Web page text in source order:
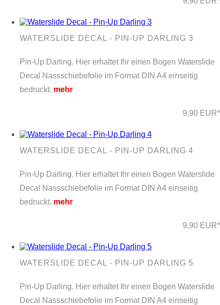
WATERSLIDE DECAL - PIN-UP DARLING 3
Pin-Up Darling. Hier erhaltet Ihr einen Bogen Waterslide
Decal Nassschiebefolie im Format DIN A4 einseitig
bedruckt. mehr
9,90 EUR*
WATERSLIDE DECAL - PIN-UP DARLING 4
Pin-Up Darling. Hier erhaltet Ihr einen Bogen Waterslide
Decal Nassschiebefolie im Format DIN A4 einseitig
bedruckt. mehr
9,90 EUR*
WATERSLIDE DECAL - PIN-UP DARLING 5
Pin-Up Darling. Hier erhaltet Ihr einen Bogen Waterslide
Decal Nassschiebefolie im Format DIN A4 einseitig